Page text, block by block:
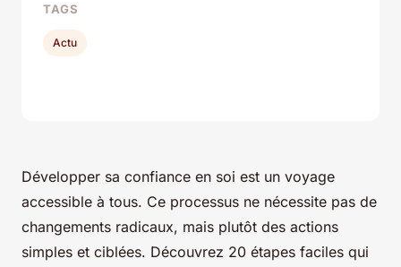
Développer sa confiance en soi est un voyage
accessible à tous. Ce processus ne nécessite pas de
changements radicaux, mais plutôt des actions
simples et ciblées. Découvrez 20 étapes faciles qui
TAGS
Actu